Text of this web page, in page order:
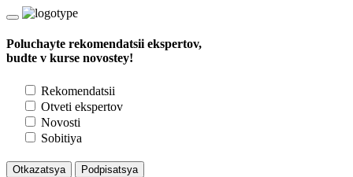
Poluchayte rekomendatsii ekspertov,
budte v kurse novostey!
Rekomendatsii
Otveti ekspertov
Novosti
Sobitiya
Otkazatsya Podpisatsya